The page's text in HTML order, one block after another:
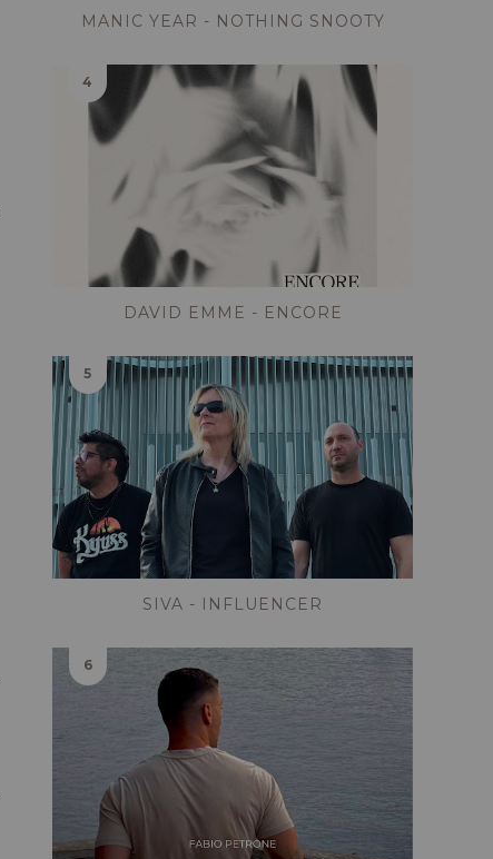
MANIC YEAR - NOTHING SNOOTY
DAVID EMME - ENCORE
SIVA - INFLUENCER